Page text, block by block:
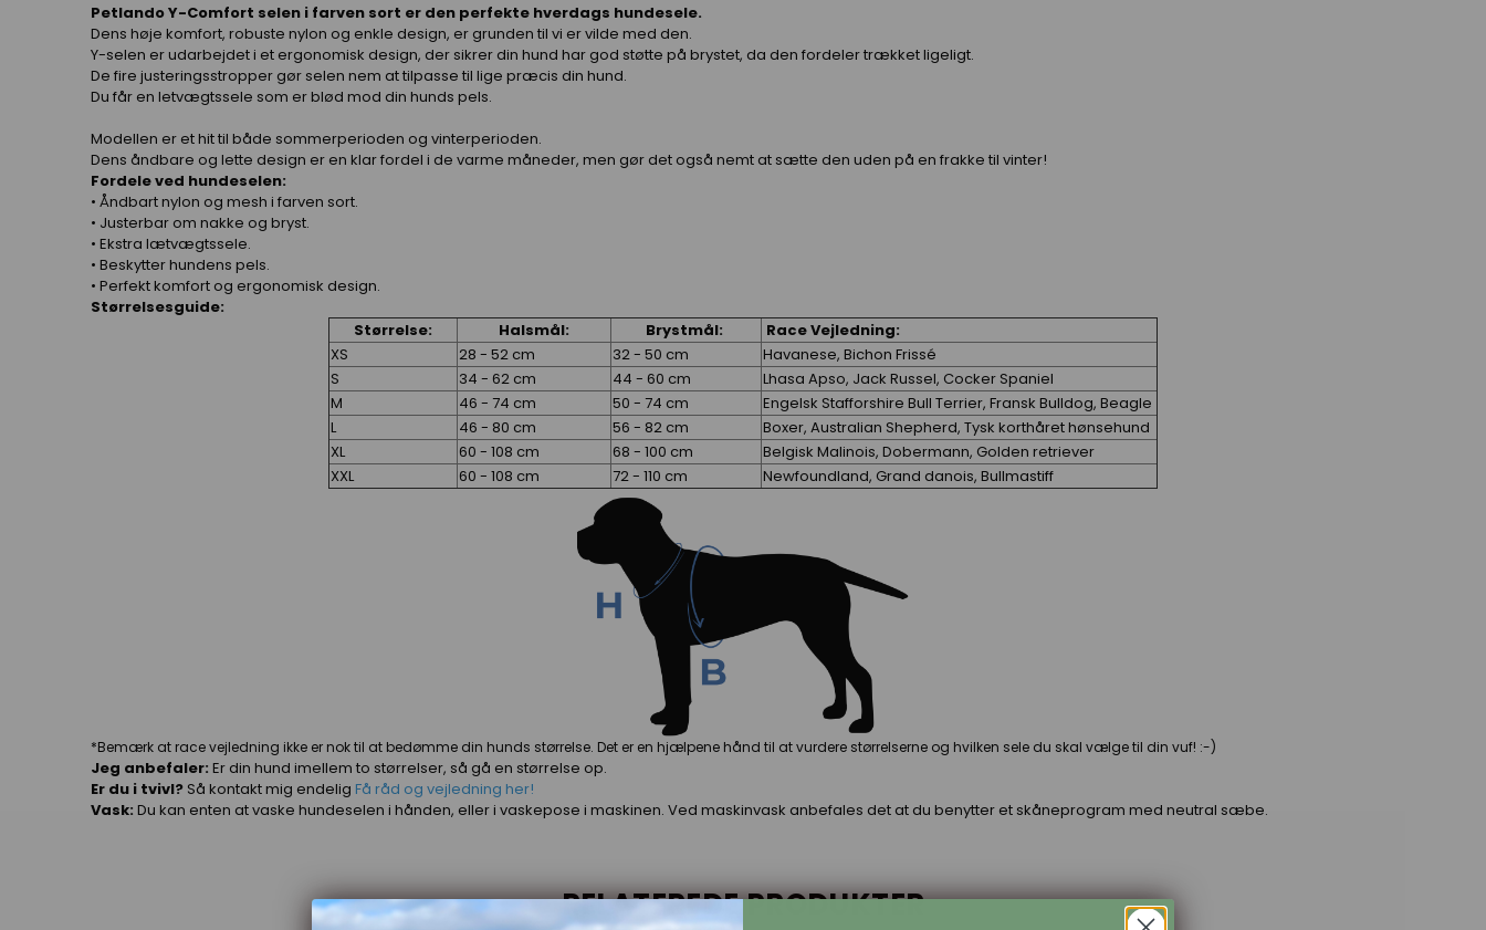
Petlando Y-Comfort selen i farven sort er den perfekte hverdags hundesele.
Dens høje komfort, robuste nylon og enkle design, er grunden til vi er vilde med den.
Y-selen er udarbejdet i et ergonomisk design, der sikrer din hund har god støtte på brystet, da den fordeler trækket ligeligt.
De fire justeringsstropper gør selen nem at tilpasse til lige præcis din hund.
Du får en letvægtssele som er blød mod din hunds pels.
Modellen er et hit til både sommerperioden og vinterperioden.
Dens åndbare og lette design er en klar fordel i de varme måneder, men gør det også nemt at sætte den uden på en frakke til vinter!
Fordele ved hundeselen:
• Åndbart nylon og mesh i farven sort.
• Justerbar om nakke og bryst.
• Ekstra lætvægtssele.
• Beskytter hundens pels.
• Perfekt komfort og ergonomisk design.
Størrelsesguide:
Størrelse:
Halsmål: Brystmål:
Race Vejledning:
XS
28 - 52 cm 32 - 50 cm
Havanese, Bichon Frissé
S
34 - 62 cm 44 - 60 cm
Lhasa Apso, Jack Russel, Cocker Spaniel
M
46 - 74 cm 50 - 74 cm
Engelsk Stafforshire Bull Terrier, Fransk Bulldog, Beagle
L
46 - 80 cm 56 - 82 cm
Boxer, Australian Shepherd, Tysk korthåret hønsehund
XL
60 - 108 cm 68 - 100 cm
Belgisk Malinois, Dobermann, Golden retriever
XXL
60 - 108 cm 72 - 110 cm Newfoundland, Grand danois, Bullmastiff
*Bemærk at race vejledning ikke er nok til at bedømme din hunds størrelse. Det er en hjælpene hånd til at vurdere størrelserne og hvilken sele du skal vælge til din vuf! :-)
Jeg anbefaler: Er din hund imellem to størrelser, så gå en størrelse op.
Er du i tvivl? Så kontakt mig endelig Få råd og vejledning her!
Vask: Du kan enten at vaske hundeselen i hånden, eller i vaskepose i maskinen. Ved maskinvask anbefales det at du benytter et skåneprogram med neutral sæbe.
RELATEREDE PRODUKTER